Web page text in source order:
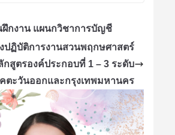
ฝึกงาน แผนกวิชาการบัญชี
ปฏิบัติการงานสวนพฤกษศาสตร์
กสูตรองค์ประกอบที่ 1 – 3 ระดับ
ตะวันออกและกรุงเทพมหานคร